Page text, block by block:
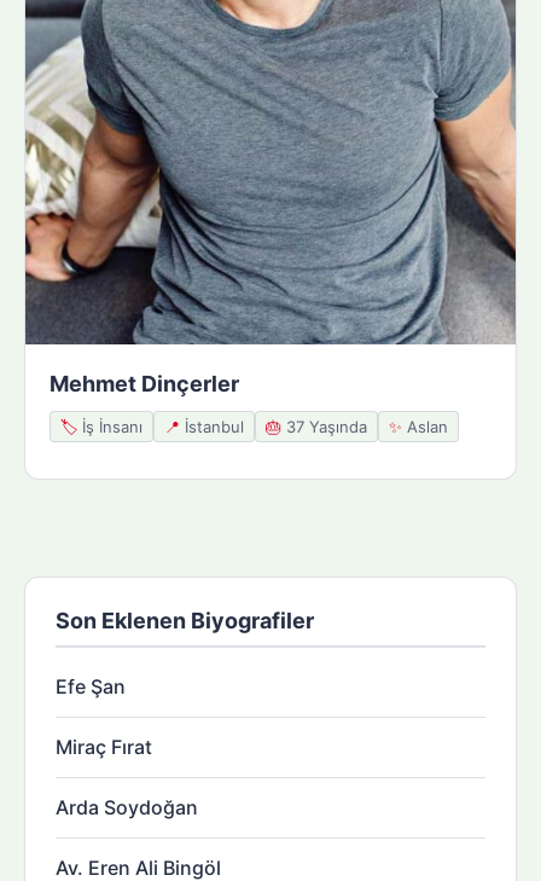
Mehmet Dinçerler
🏷️ İş İnsanı 📍 İstanbul 🎂 37 Yaşında ✨ Aslan
Son Eklenen Biyografiler
Efe Şan
Miraç Fırat
Arda Soydoğan
Av. Eren Ali Bingöl